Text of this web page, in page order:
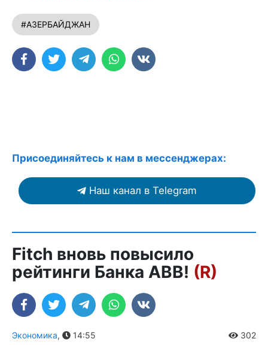
#АЗЕРБАЙДЖАН
Присоединяйтесь к нам в мессенджерах:
Наш канал в Telegram
Fitch вновь повысило
рейтинги Банка ABB! (R)
Экономика, 14:55 302